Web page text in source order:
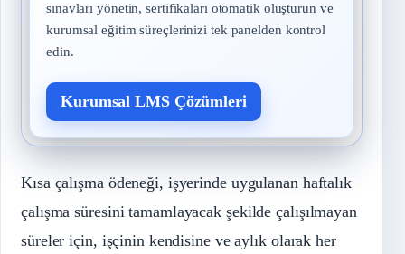
sınavları yönetin, sertifikaları otomatik oluşturun ve
kurumsal eğitim süreçlerinizi tek panelden kontrol
edin.
Kurumsal LMS Çözümleri
Kısa çalışma ödeneği, işyerinde uygulanan haftalık
çalışma süresini tamamlayacak şekilde çalışılmayan
süreler için, işçinin kendisine ve aylık olarak her